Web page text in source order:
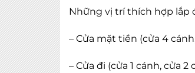
Những vị trí thích hợp lắp
– Cửa mặt tiền (cửa 4
– Cửa đi (cửa 1 cánh, cửa